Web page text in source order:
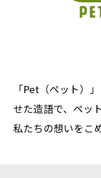
「Pet（ペット）
せた造語で、ペッ
私たちの想いをこ